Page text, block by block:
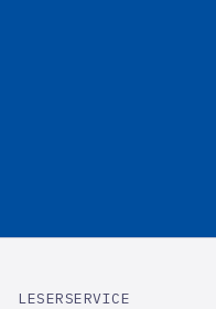
LESERSERVICE